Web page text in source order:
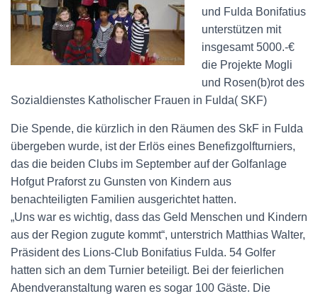
N
und Fulda Bonifatius
unterstützen mit
insgesamt 5000.-€
die Projekte Mogli
und Rosen(b)rot des
Sozialdienstes Katholischer Frauen in Fulda( SKF)
Die Spende, die kürzlich in den Räumen des SkF in Fulda
übergeben wurde, ist der Erlös eines Benefizgolfturniers,
das die beiden Clubs im September auf der Golfanlage
Hofgut Praforst zu Gunsten von Kindern aus
benachteiligten Familien ausgerichtet hatten.
„Uns war es wichtig, dass das Geld Menschen und Kindern
aus der Region zugute kommt“, unterstrich Matthias Walter,
Präsident des Lions-Club Bonifatius Fulda. 54 Golfer
hatten sich an dem Turnier beteiligt. Bei der feierlichen
Abendveranstaltung waren es sogar 100 Gäste. Die